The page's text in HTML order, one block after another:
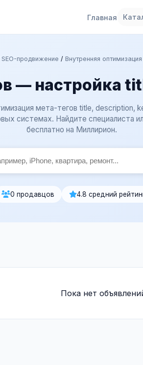
Главная
SEO-продвижение / Внутренняя оптимизация
— настройка
мета-тегов title, description,
системах. Найдите специалиста
бесплатно на Миллирион.
0 продавцов 4.8 средний
Пока нет